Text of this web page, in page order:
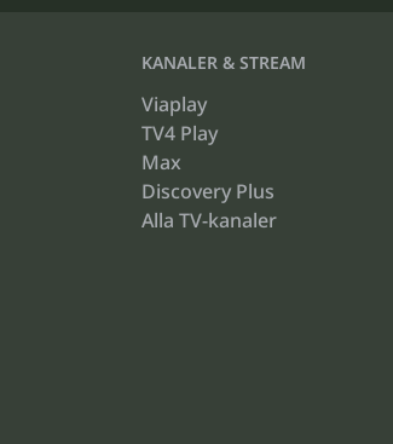
KANALER & STREAM
Viaplay
TV4 Play
Max
Discovery Plus
Alla TV-kanaler